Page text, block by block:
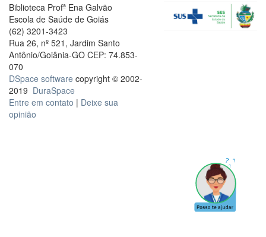
Biblioteca Profª Ena Galvão
Escola de Saúde de Goiás
(62) 3201-3423
Rua 26, nº 521, Jardim Santo
Antônio/Goiânia-GO CEP: 74.853-
070
DSpace software copyright © 2002-
2019 DuraSpace
Entre em contato | Deixe sua
opinião